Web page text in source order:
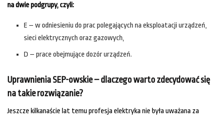
na dwie podgrupy, czyli:
E – w odniesieniu do prac polegających na eksploatacji urządzeń,
sieci elektrycznych oraz gazowych,
D – prace obejmujące dozór urządzeń.
Uprawnienia SEP-owskie – dlaczego warto zdecydować się
na takie rozwiązanie?
Jeszcze kilkanaście lat temu profesja elektryka nie była uważana za